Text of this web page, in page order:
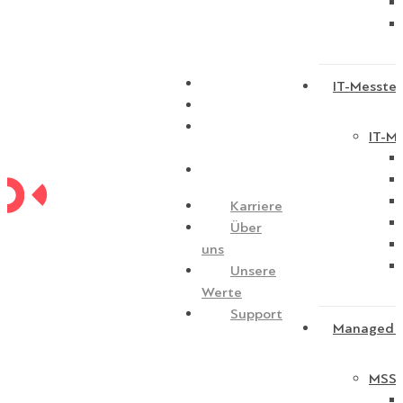
Karriere
Über
uns
Unsere
Werte
Support
IT-
IT-
Managed